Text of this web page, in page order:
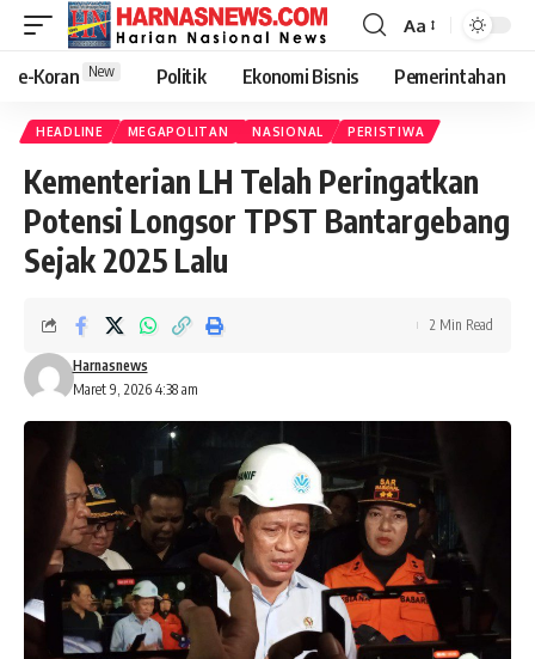
Aa
e-Koran New Politik Ekonomi Bisnis Pemerintahan
HEADLINE MEGAPOLITAN NASIONAL PERISTIWA
Kementerian LH Telah Peringatkan
Potensi Longsor TPST Bantargebang
Sejak 2025 Lalu
Maret 9, 2026 4:38 am
Harnasnews
2 Min Read